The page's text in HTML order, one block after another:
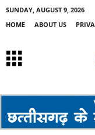
SUNDAY, AUGUST 9, 2026
HOME
ABOUT US